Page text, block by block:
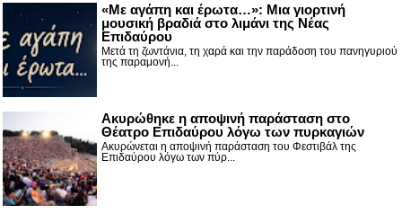
«Με αγάπη και έρωτα…»: Μια γιορτινή
μουσική βραδιά στο λιμάνι της Νέας
Επιδαύρου
Μετά τη ζωντάνια, τη χαρά και την παράδοση του πανηγυριού
της παραμονή...
Ακυρώθηκε η αποψινή παράσταση στο
Θέατρο Επιδαύρου λόγω των πυρκαγιών
Ακυρώνεται η αποψινή παράσταση του Φεστιβάλ της
Επιδαύρου λόγω των πύρ...